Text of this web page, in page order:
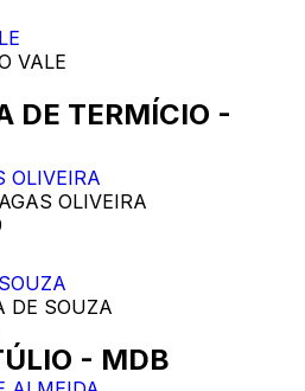
VALE
DE TERMÍCIO -
OLIVEIRA
DE SOUZA
- MDB